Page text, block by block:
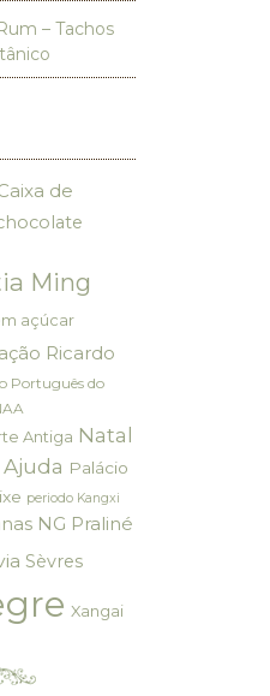
– Tachos
de
Ming
açúcar
Ricardo
Português do
Antiga Natal
Palácio
periodo Kangxi
NG Praliné
Sèvres
Xangai